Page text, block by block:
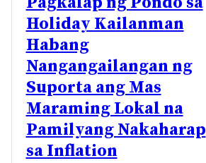
Holiday Kailanman
Habang
Nangangailangan ng
Suporta ang Mas
Maraming Lokal na
Pamilyang Nakaharap
sa Inflation